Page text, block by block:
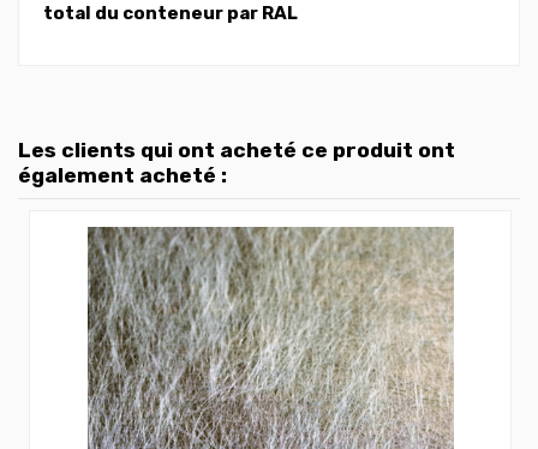
total du conteneur par RAL
Les clients qui ont acheté ce produit ont
également acheté :